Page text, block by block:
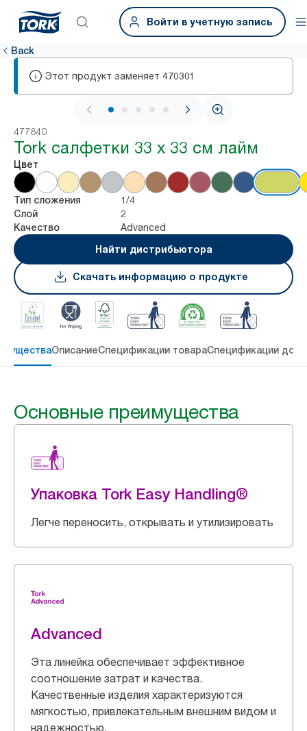
Войти в учетную запись
Back
Этот продукт заменяет 470301
1 / 6
477840
Tork салфетки 33 х 33 см лайм
Цвет
Тип сложения 1/4
Слой 2
Качество
Advanced
Найти дистрибьютора
Скачать информацию о продукте
ОписаниеСпецификации товараСпецификации
Основные преимущества
Упаковка Tork Easy Handling®
Легче переносить, открывать и утилизировать
Advanced
Эта линейка обеспечивает эффективное
соотношение затрат и качества.
Качественные изделия характеризуются
мягкостью, привлекательным внешним видом и
надежностью.